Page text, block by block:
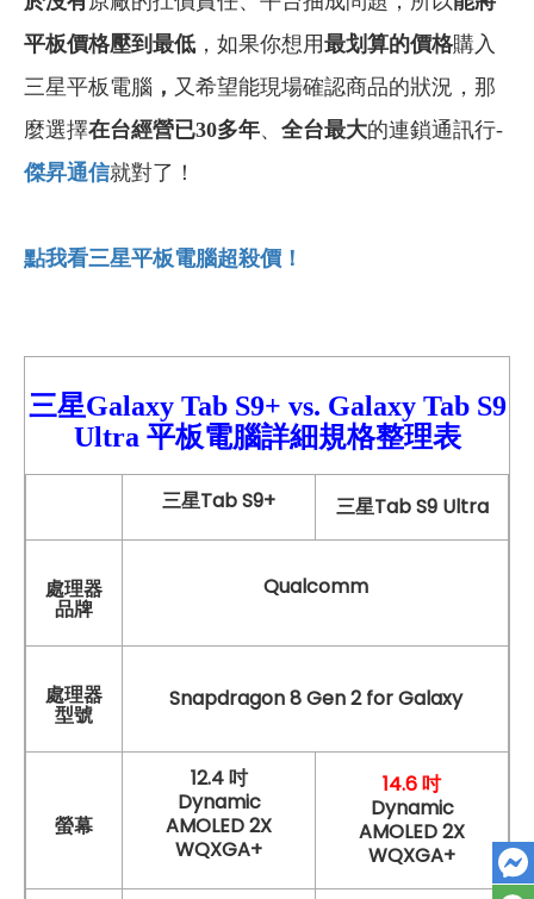
平板價格壓到最低 ，如果你想用最划算的價格購入
三星平板電腦 ， 又希望能現場確認商品的狀況，那
麼選擇在台經營已30多年、 全台最大的連鎖通訊行-
傑昇通信就對了！
點我看三星平板電腦超殺價！
三星Galaxy Tab S9+ vs. Galaxy Tab S9
Ultra 平板電腦詳細規格整理表
三星Tab S9+ 三星Tab S9 Ultra
處理器
品牌
Qualcomm
處理器
型號
Snapdragon 8 Gen 2 for Galaxy
螢幕
12.4 吋
Dynamic
AMOLED 2X
WQXGA+
14.6 吋
Dynamic
AMOLED 2X
WQXGA+